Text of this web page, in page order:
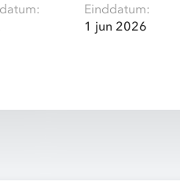
Einddatum:
1 jun 2026